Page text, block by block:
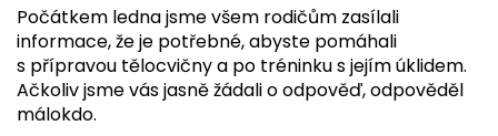
Počátkem ledna jsme všem rodičům zasílali
informace, že je potřebné, abyste pomáhali
s přípravou tělocvičny a po tréninku s jejím úklidem.
Ačkoliv jsme vás jasně žádali o odpověď, odpověděl
málokdo.